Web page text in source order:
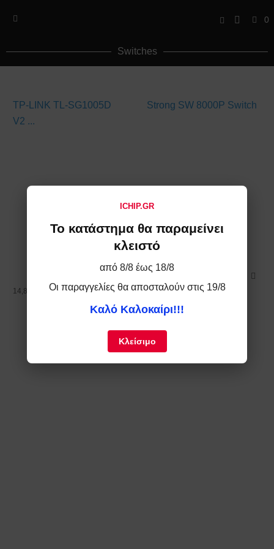
0
Switches
TP-LINK TL-SG1005D
V2 ...
14,88 €
Strong SW 8000P Switch
19,78 €
ICHIP.GR
Το κατάστημα θα παραμείνει
κλειστό
από 8/8 έως 18/8
Οι παραγγελίες θα αποσταλούν στις 19/8
Καλό Καλοκαίρι!!!
Κλείσιμο